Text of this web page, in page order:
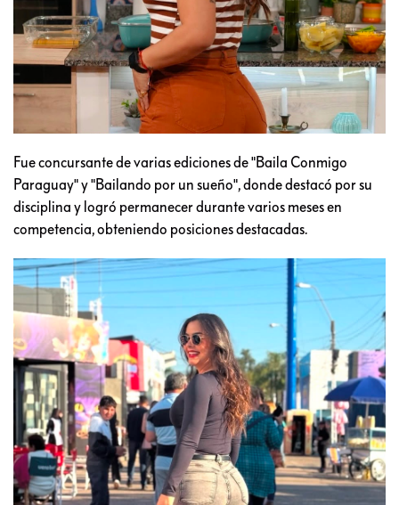
Fue concursante de varias ediciones de "Baila Conmigo
Paraguay" y "Bailando por un sueño", donde destacó por su
disciplina y logró permanecer durante varios meses en
competencia, obteniendo posiciones destacadas.